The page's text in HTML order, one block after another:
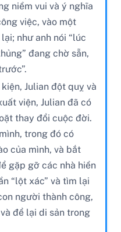
niềm vui và ý nghĩa
việc, vào một
như anh nói “lúc
đang chờ sẵn,
Julian đột quỵ và
viện, Julian đã có
thay đổi cuộc đời.
trong đó có
của mình, và bắt
gặp gỡ các nhà hiền
“lột xác” và tìm lại
người thành công,
để lại di sản trong